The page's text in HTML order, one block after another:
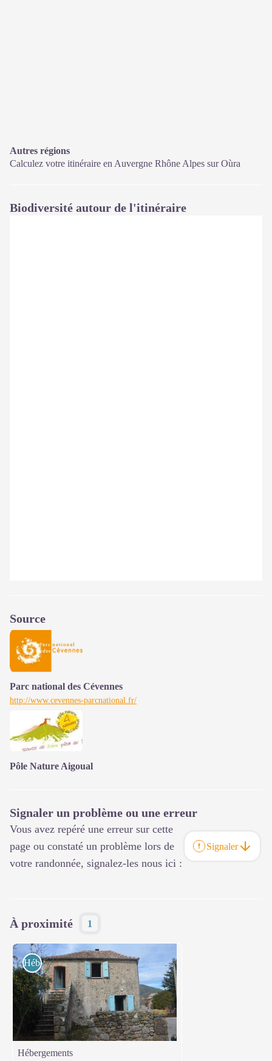
Autres régions
Calculez votre itinéraire en Auvergne Rhône Alpes surOùra
Biodiversité autour de l'itinéraire
Source
Parc national des Cévennes
http://www.cevennes-parcnational.fr/
Pôle Nature Aigoual
Signaler un problème ou une erreur
Vous avez repéré une erreur sur cette
page ou constaté un problème lors de
votre randonnée, signalez-les nous ici :
Signaler
À proximité 1
Hébergements
Hébergements